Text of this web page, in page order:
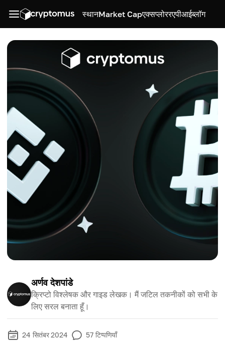
स्थानMarket Capएक्सप्लोररएपीआईब्लॉग
अर्णव देशपांडे
क्रिप्टो विश्लेषक और गाइड लेखक। मैं जटिल तकनीकों को सभी के
लिए सरल बनाता हूँ।
24 सितंबर 2024 57 टिप्पणियाँ